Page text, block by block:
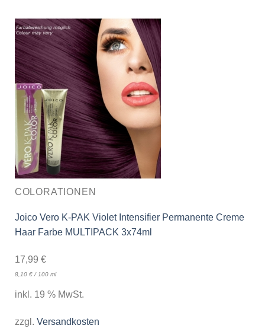
COLORATIONEN
Joico Vero K-PAK Violet Intensifier Permanente Creme
Haar Farbe MULTIPACK 3x74ml
17,99 €
8,10 €/ 100 ml
inkl. 19 % MwSt.
zzgl. Versandkosten